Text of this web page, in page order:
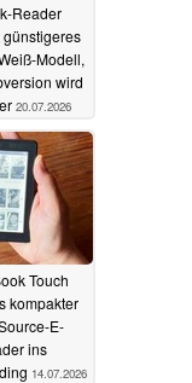
Reader
Modell,
wird
20.07.2026
Touch
kompakter
E-
ins
14.07.2026